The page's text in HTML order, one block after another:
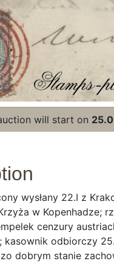
will start on
wysłany 22.I z
w Kopenhadze;
cenzury
kasownik odbiorczy
dobrym stanie